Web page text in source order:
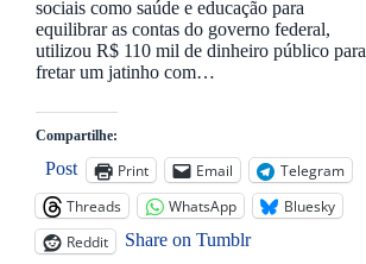
sociais como saúde e educação para
equilibrar as contas do governo federal,
utilizou R$ 110 mil de dinheiro público para
fretar um jatinho com…
Compartilhe:
Post Print Email
Telegram
Threads
WhatsApp
Bluesky
Reddit
Share on Tumblr